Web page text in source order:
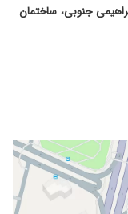
جنوبی، ساختمان